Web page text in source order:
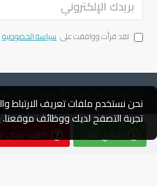
اطلب عرض
لقد قرأت ووافقت على سياسة الخصوصية
حقوق
محفوظة
نحن نستخدم ملفات تعريف الارتباط
تجربة التصفح لديك ووظائف موقعنا.